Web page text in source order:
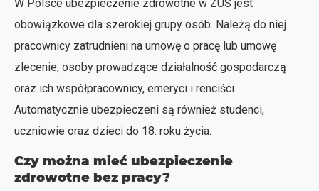
W Polsce ubezpieczenie zdrowotne w ZUS jest
obowiązkowe dla szerokiej grupy osób. Należą do niej
pracownicy zatrudnieni na umowę o pracę lub umowę
zlecenie, osoby prowadzące działalność gospodarczą
oraz ich współpracownicy, emeryci i renciści.
Automatycznie ubezpieczeni są również studenci,
uczniowie oraz dzieci do 18. roku życia.
Czy można mieć ubezpieczenie
zdrowotne bez pracy?